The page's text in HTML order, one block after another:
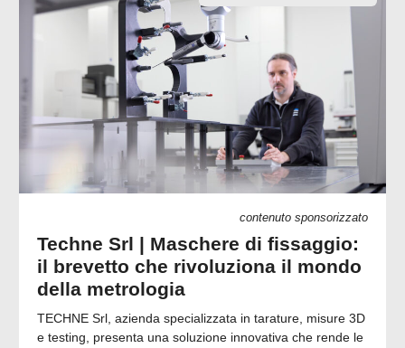
contenuto sponsorizzato
Techne Srl | Maschere di fissaggio:
il brevetto che rivoluziona il mondo
della metrologia
TECHNE Srl, azienda specializzata in tarature, misure 3D
e testing, presenta una soluzione innovativa che rende le